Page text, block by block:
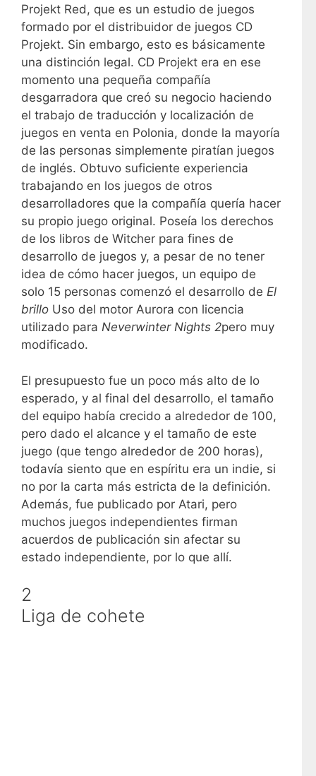
Projekt Red, que es un estudio de juegos
formado por el distribuidor de juegos CD
Projekt. Sin embargo, esto es básicamente
una distinción legal. CD Projekt era en ese
momento una pequeña compañía
desgarradora que creó su negocio haciendo
el trabajo de traducción y localización de
juegos en venta en Polonia, donde la mayoría
de las personas simplemente piratían juegos
de inglés. Obtuvo suficiente experiencia
trabajando en los juegos de otros
desarrolladores que la compañía quería hacer
su propio juego original. Poseía los derechos
de los libros de Witcher para fines de
desarrollo de juegos y, a pesar de no tener
idea de cómo hacer juegos, un equipo de
solo 15 personas comenzó el desarrollo de El
brillo Uso del motor Aurora con licencia
utilizado para Neverwinter Nights 2pero muy
modificado.
El presupuesto fue un poco más alto de lo
esperado, y al final del desarrollo, el tamaño
del equipo había crecido a alrededor de 100,
pero dado el alcance y el tamaño de este
juego (que tengo alrededor de 200 horas),
todavía siento que en espíritu era un indie, si
no por la carta más estricta de la definición.
Además, fue publicado por Atari, pero
muchos juegos independientes firman
acuerdos de publicación sin afectar su
estado independiente, por lo que allí.
2
Liga de cohete